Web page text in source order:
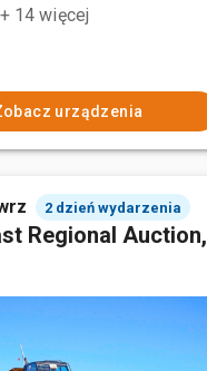
+ 14 więcej
urządzenia
2 dzień wydarzenia
Regional Auction,